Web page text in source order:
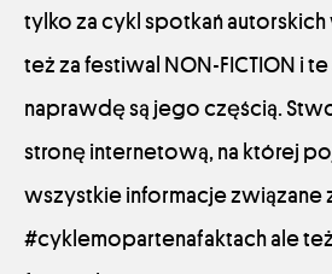
tylko za cykl spotkań
też za festiwal NON-FICTION i
naprawdę są jego częścią.
stronę internetową, na której
wszystkie informacje związane
#cyklemopartenafaktach ale